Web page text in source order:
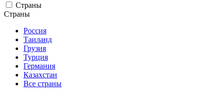
Страны
Страны
Россия
Таиланд
Грузия
Турция
Германия
Казахстан
Все страны